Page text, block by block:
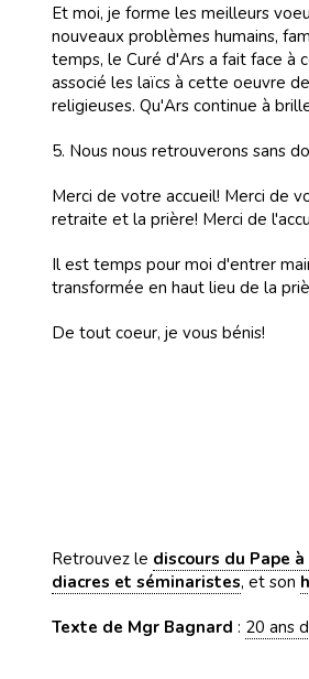
Et moi, je forme les meilleurs
nouveaux problèmes humains,
temps, le Curé d'Ars a fait face à
associé les laïcs à cette oeuvre
religieuses. Qu'Ars continue à
5. Nous nous retrouverons sans
Merci de votre accueil! Merci de
retraite et la prière! Merci de
Il est temps pour moi d'entrer
transformée en haut lieu de la
De tout coeur, je vous bénis!
Retrouvez le discours du Pape
diacres et séminaristes, et son
Texte de Mgr Bagnard : 20 ans